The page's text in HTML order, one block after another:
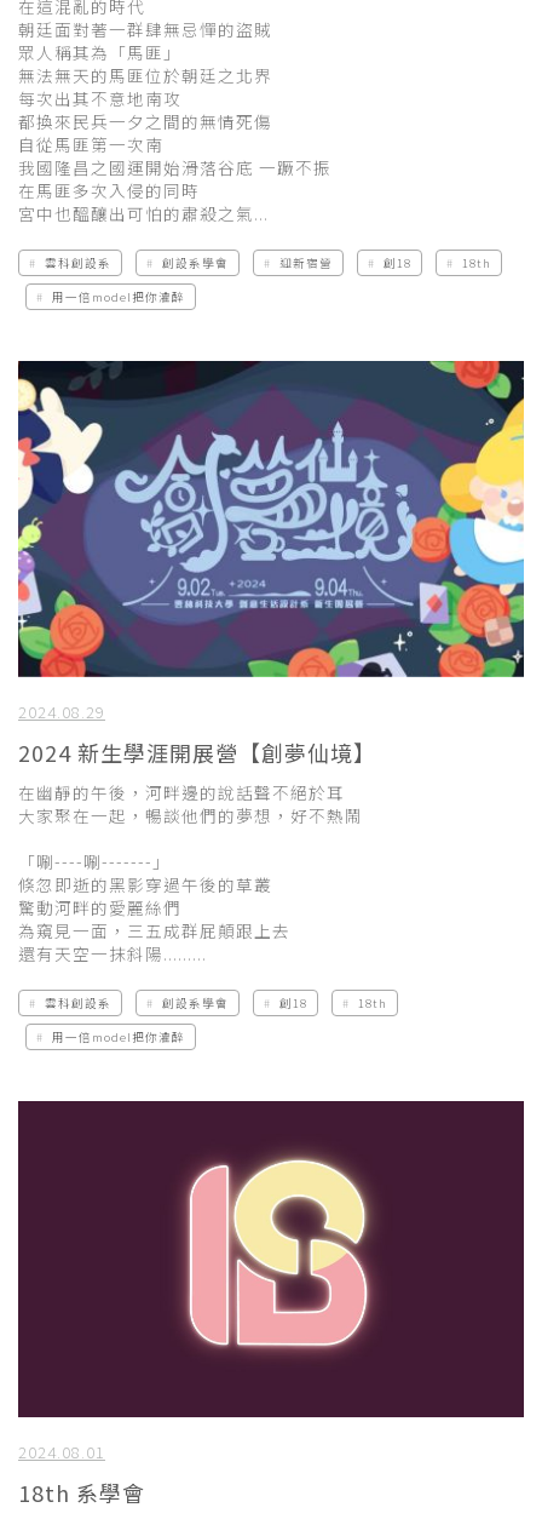
在這混亂的時代
朝廷面對著一群肆無忌憚的盜賊
眾人稱其為「馬匪」
無法無天的馬匪位於朝廷之北界
每次出其不意地南攻
都換來民兵一夕之間的無情死傷
自從馬匪第一次南
我國隆昌之國運開始滑落谷底 一蹶不振
在馬匪多次入侵的同時
宮中也醞釀出可怕的肅殺之氣...
雲科創設系 創設系學會 迎新宿營 創18
18th
用一倍model把你灌醉
2024.08.29
2024 新生學涯開展營【創夢仙境】
在幽靜的午後，河畔邊的說話聲不絕於耳
大家聚在一起，暢談他們的夢想，好不熱鬧
「唰----唰-------」
倏忽即逝的黑影穿過午後的草叢
驚動河畔的愛麗絲們
為窺見一面，三五成群屁顛跟上去
還有天空一抹斜陽.........
雲科創設系 創設系學會 創18
18th
用一倍model把你灌醉
2024.08.01
18th 系學會